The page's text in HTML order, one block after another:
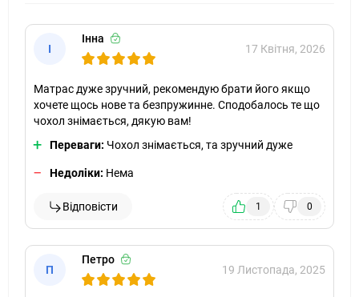
І
Інна
17 Квітня, 2026
Матрас дуже зручний, рекомендую брати його якщо
хочете щось нове та безпружинне. Сподобалось те що
чохол знімається, дякую вам!
Переваги: Чохол знімається, та зручний дуже
Недоліки: Нема
Відповісти 1 0
П
Петро
19 Листопада, 2025